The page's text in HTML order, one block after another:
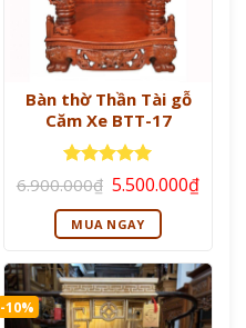
Bàn thờ Thần Tài gỗ
Căm Xe BTT-17
Được xếp
hạng 55
sao
6.900.000₫ Giá
gốc
là:
6.900.000₫.
5.500.000₫Giá
MUA NGAY
-10%